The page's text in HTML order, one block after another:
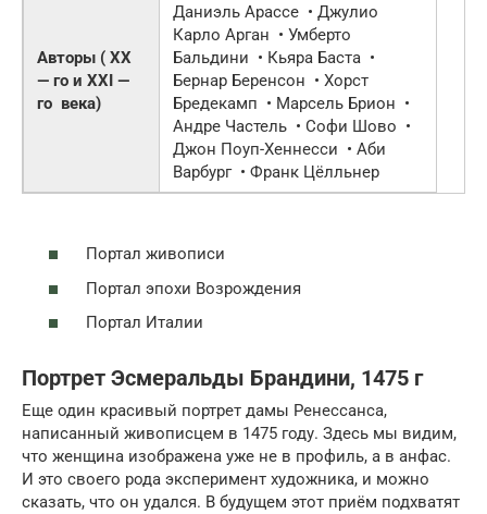
Авторы ( XX
— го и XXI —
го века)
Даниэль Арассе • Джулио
Карло Арган • Умберто
Бальдини • Кьяра Баста •
Бернар Беренсон • Хорст
Бредекамп • Марсель Брион •
Андре Частель • Софи Шово •
Джон Поуп-Хеннесси • Аби
Варбург • Франк Цёлльнер
Портал живописи
Портал эпохи Возрождения
Портал Италии
Портрет Эсмеральды Брандини, 1475 г
Еще один красивый портрет дамы Ренессанса,
написанный живописцем в 1475 году. Здесь мы видим,
что женщина изображена уже не в профиль, а в анфас.
И это своего рода эксперимент художника, и можно
сказать, что он удался. В будущем этот приём подхватят